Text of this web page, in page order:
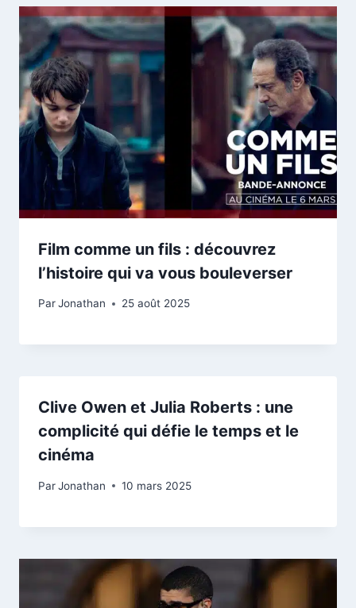
Film comme un fils : découvrez
l’histoire qui va vous bouleverser
ParJonathan 25 août 2025
Clive Owen et Julia Roberts : une
complicité qui défie le temps et le
cinéma
ParJonathan 10 mars 2025